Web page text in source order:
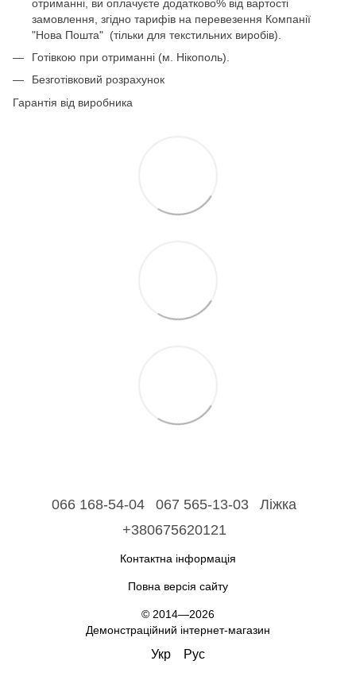
отриманні, ви оплачуєте додатково% від вартості
замовлення, згідно тарифів на перевезення Компанії
"Нова Пошта" (тільки для текстильних виробів).
Готівкою при отриманні (м. Нікополь).
Безготівковий розрахунок
Гарантія від виробника
066 168-54-04 067 565-13-03
Ліжка
+380675620121
Контактна інформація
Повна версія сайту
© 2014—2026
Демонстраційний інтернет-магазин
Укр Рус